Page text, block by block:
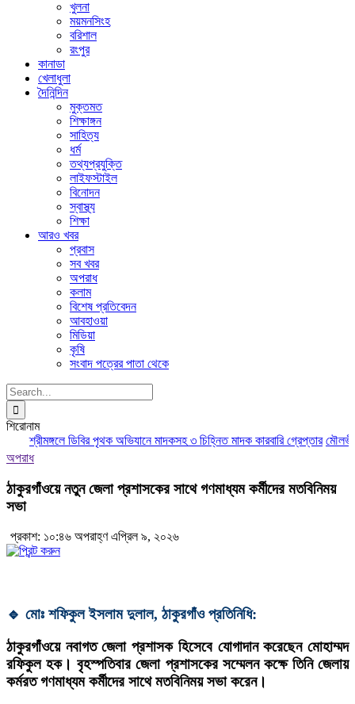
খুলনা
ময়মনসিংহ
বরিশাল
রংপুর
কানাডা
খেলাধুলা
দৈনিন্দিন
মুক্তমত
শিক্ষাঙ্গন
সাহিত্য
ধর্ম
তথ্যপ্রযুক্তি
লাইফস্টাইল
বিনোদন
স্বাস্থ্য
শিক্ষা
আরও খবর
প্রবাস
সব খবর
অপরাধ
কলাম
বিশেষ প্রতিবেদন
আবহাওয়া
মিডিয়া
কৃষি
সংবাদ পত্রের পাতা থেকে
Search
for:
শিরোনাম
শ্রীমঙ্গলে ডিবির পৃথক অভিযানে মাদকসহ ৩ চিহ্নিত মাদক কারবারি গ্রেপ্তার
অপরাধ
ঠাকুরগাঁওয়ে নতুন জেলা প্রশাসকের সাথে গণমাধ্যম কর্মীদের মতবিনিময়
সভা
প্রকাশ: ১০:৪৬ অপরাহ্ণ এপ্রিল ৯, ২০২৬
🔹 মোঃ শফিকুল ইসলাম দুলাল, ঠাকুরগাঁও প্রতিনিধি:
ঠাকুরগাঁওয়ে নবাগত জেলা প্রশাসক হিসেবে যোগাদান করেছেন মোহাম্মদ
রফিকুল হক। বৃহস্পতিবার জেলা প্রশাসকের সম্মেলন কক্ষে তিনি জেলায়
কর্মরত গণমাধ্যম কর্মীদের সাথে মতবিনিময় সভা করেন।